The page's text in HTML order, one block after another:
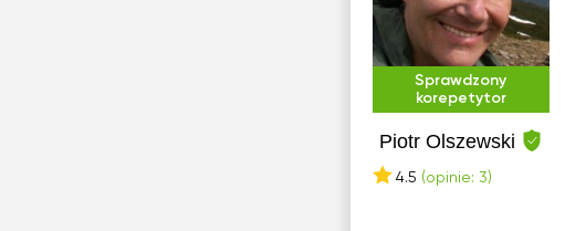
Sprawdzony
korepetytor
Piotr Olszewski
4.5 (opinie: 3)